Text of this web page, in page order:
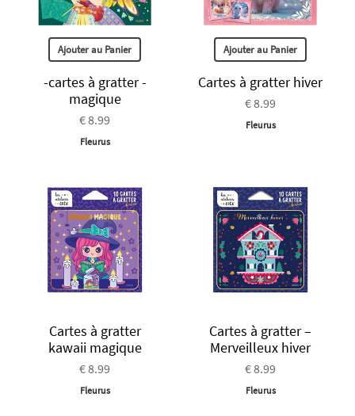
Ajouter au Panier
-cartes à gratter -
magique
€ 8.99
Fleurus
Ajouter au Panier
Cartes à gratter hiver
€ 8.99
Fleurus
Cartes à gratter
kawaii magique
€ 8.99
Fleurus
Cartes à gratter –
Merveilleux hiver
€ 8.99
Fleurus